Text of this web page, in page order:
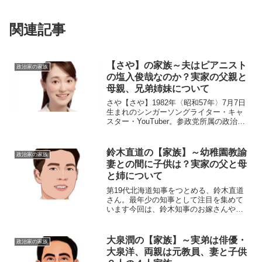
関連記事
政治家の家族
【さや】の家族～夫はピアニスト
の塩入俊哉なのか？実家の父親と
母親、兄弟姉妹について
さや【さや】1982年〈昭和57年〉7月7日
生まれのシンガーソングライター・キャ
スター・YouTuber。参政党所属の政治
野高等学校（現・横浜南陵高等学校）に
進学し、作...
政治家の家族
鈴木直道の【家族】～幼稚園教諭
妻との間に子供は？実家の父と母
と姉について
第19代北海道知事をつとめる、鈴木直道
さん。最年少の知事として注目を集めて
います今回は、鈴木知事のお嫁さんや実
き・なおみち）生年月日：1981年〈昭和
56年〉3月14日血...
政治家の家族
大泉潤の【家族】～実弟は俳優・
大泉洋、両親は元教員、妻と子供